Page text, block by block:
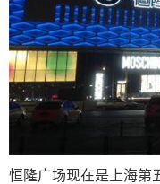
恒隆广场现在是上海第